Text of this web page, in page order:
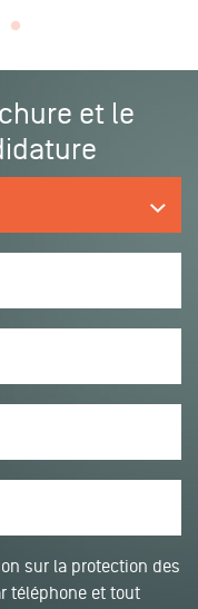
et le
sur la protection des
téléphone et tout